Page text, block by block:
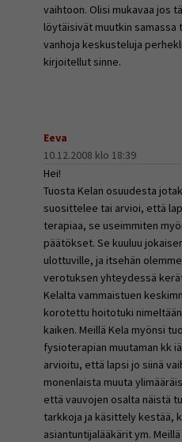
vaihtoon. Olisi mukavaa jos
löytäisivät muutkin samassa
vanhoja keskusteluja
kirjoitellut sinne.
Eeva
10.12.2008 klo 18:39
Hei!
Tuosta Kelan osuudesta
suosittelee tai arvioi, että
terapiaa, se useimmiten
päätökset. Se kuuluu
ulottuville, ja itsehän
verotuksen yhteydessä
Kelalta vammaistuen
korotettu hoitotuki
kaiken. Meillä Kela myönsi
fysioterapian muutaman kk
arvioitu, että lapsi jo siinä
monenlaista muuta
että vauvojen osalta näistä
tarkkoja ja käsittely kestää,
asiantuntijalääkärit ym.